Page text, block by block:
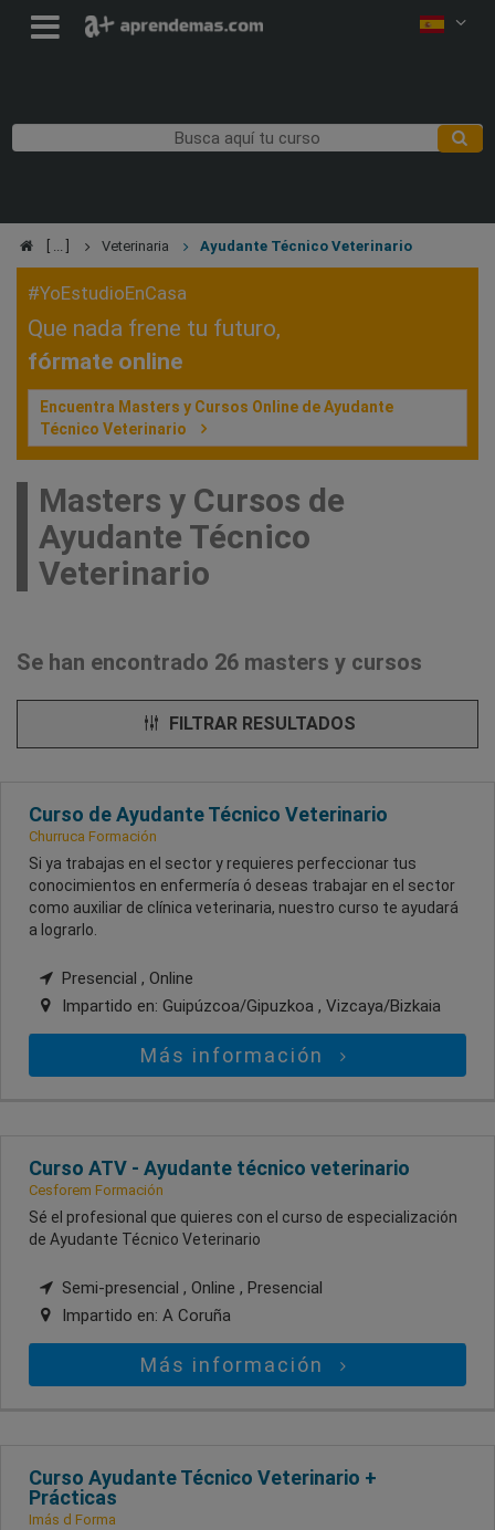
Veterinaria Ayudante Técnico Veterinario
#YoEstudioEnCasa
Que nada frene tu futuro,
fórmate online
Encuentra Masters y Cursos Online de Ayudante
Técnico Veterinario
Masters y Cursos de
Ayudante Técnico
Veterinario
Se han encontrado 26 masters y cursos
FILTRAR RESULTADOS
Curso de Ayudante Técnico Veterinario
Churruca Formación
Si ya trabajas en el sector y requieres perfeccionar tus
conocimientos en enfermería ó deseas trabajar en el sector
como auxiliar de clínica veterinaria, nuestro curso te ayudará
a lograrlo.
Presencial , Online
Impartido en: Guipúzcoa/Gipuzkoa , Vizcaya/Bizkaia
Más información
Curso ATV - Ayudante técnico veterinario
Cesforem Formación
Sé el profesional que quieres con el curso de especialización
de Ayudante Técnico Veterinario
Semi-presencial , Online , Presencial
Impartido en: A Coruña
Más información
Curso Ayudante Técnico Veterinario +
Prácticas
Imás d Forma